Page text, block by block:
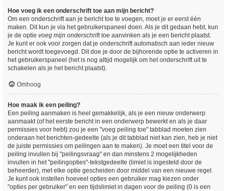
Hoe voeg ik een onderschrift toe aan mijn bericht?
Om een onderschrift aan je bericht toe te voegen, moet je er eerst één
maken. Dit kun je via het gebruikerspaneel doen. Als je dit gedaan hebt, kun
je de optie voeg mijn onderschrift toe aanvinken als je een bericht plaatst.
Je kunt er ook voor zorgen dat je onderschrift automatisch aan ieder nieuw
bericht wordt toegevoegd. Dit doe je door de bijhorende optie te activeren in
het gebruikerspaneel (het is nog altijd mogelijk om het onderschrift uit te
schakelen als je het bericht plaatst).
Omhoog
Hoe maak ik een peiling?
Een peiling aanmaken is heel gemakkelijk, als je een nieuw onderwerp
aanmaakt (of het eerste bericht in een onderwerp bewerkt en als je daar
permissies voor hebt) zou je een "voeg peiling toe" tabblad moeten zien
onderaan het berichten-gedeelte (als je dit tabblad niet kan zien, heb je niet
de juiste permissies om peilingen aan te maken). Je moet een titel voor de
peiling invullen bij "peilingsvraag" en dan minstens 2 mogelijkheden
invullen in het "peilingopties"-tekstgedeelte (limiet is ingesteld door de
beheerder), met elke optie gescheiden door middel van een nieuwe regel.
Je kunt ook instellen hoeveel opties een gebruiker mag kiezen onder
"opties per gebruiker" en een tijdslimiet in dagen voor de peiling (0 is een